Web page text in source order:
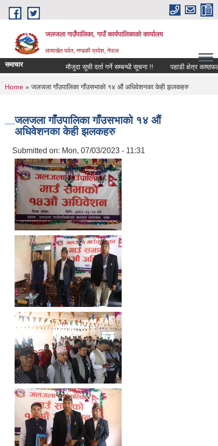
Skip to main content
जलजला गाउँपालिका, गाउँ कार्यपालिकाको कार्यालय
लामाखेत पर्वत, गण्डकी प्रदेश, नेपाल
समाचार मौजुदा सूची दर्ता गर्ने सम्बन्धी सूचना !! पहाडी क्षेत्र
You are here
Home » जलजला गाँउपालिका गाँउसभाको १४ औं अधिवेशनका केही झलकहरु
जलजला गाँउपालिका गाँउसभाको १४ औं
अधिवेशनका केही झलकहरु
Submitted on: Mon, 07/03/2023 - 11:31